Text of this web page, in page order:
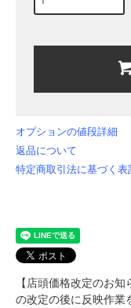
オプションの値段詳細
返品について
特定商取引法に基づく表
【店頭価格改定のお
の改定の後に反映作業